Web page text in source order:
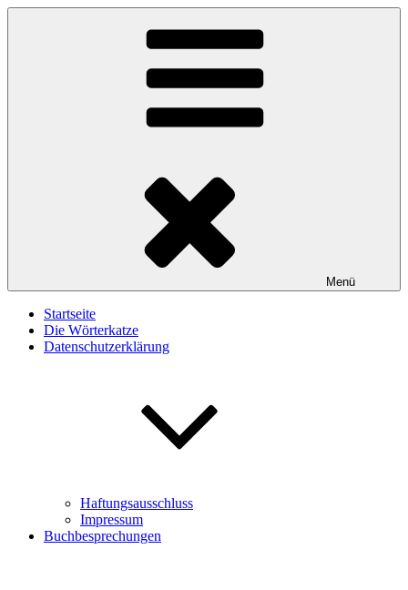
Zum
Menü
Startseite
Die Wörterkatze
Datenschutzerklärung
Haftungsausschluss
Impressum
Buchbesprechungen